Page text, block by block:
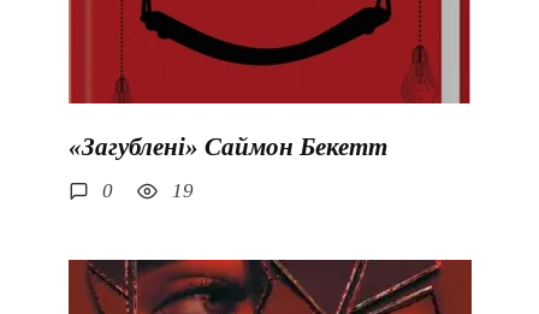
«Загублені» Саймон Бекетт
0 19